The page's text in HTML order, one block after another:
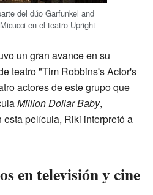
del dúo Garfunkel and
en el teatro Upright
un gran avance en su
teatro "Tim Robbins's Actor's
actores de este grupo que
Million Dollar Baby,
esta película, Riki interpretó a
en televisión y cine